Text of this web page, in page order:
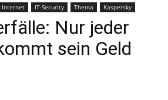
Internet IT-Security Thema Kaspersky
Nur jeder
sein Geld